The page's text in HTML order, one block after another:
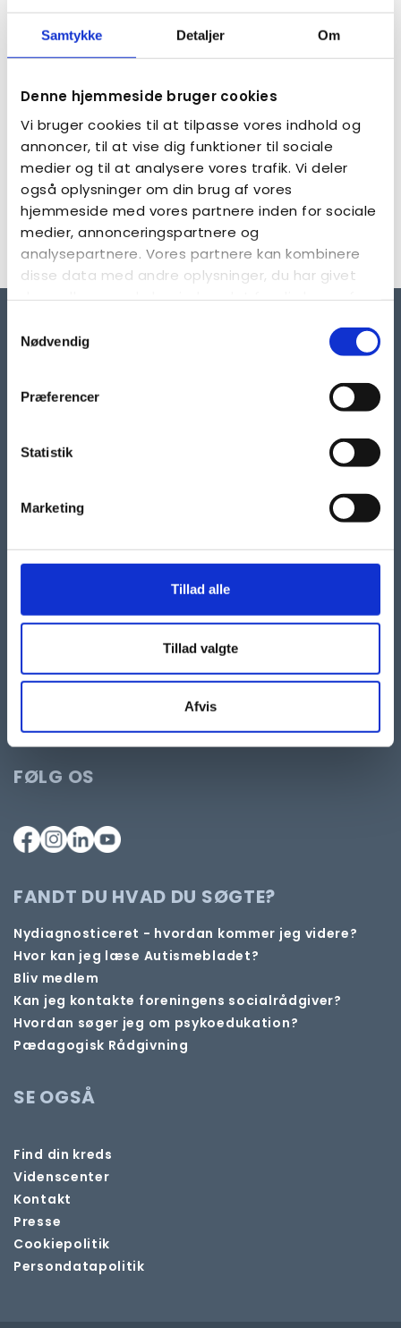
Samtykke Detaljer Om
Denne hjemmeside bruger cookies
Vi bruger cookies til at tilpasse vores indhold og
annoncer, til at vise dig funktioner til sociale
medier og til at analysere vores trafik. Vi deler
også oplysninger om din brug af vores
hjemmeside med vores partnere inden for sociale
medier, annonceringspartnere og
analysepartnere. Vores partnere kan kombinere
disse data med andre oplysninger, du har givet
dem, eller som de har indsamlet fra din brug af
Nødvendig
Præferencer
Statistik
Marketing
Tillad alle
Tillad valgte
Afvis
Aktuelt i 2026 | Autismeforeningen
Læs alle artikler fra Autismeforeningen fra 2026
LÆS MERE
Taastrup Hovedgade 101, 2.
kontor@autismeforening.dk
Telefontid:
man-tors: 10-12 og 13-14.
CVR: 84414913
FØLG OS
FANDT DU HVAD DU SØGTE?
Nydiagnosticeret - hvordan kommer jeg videre?
Hvor kan jeg læse Autismebladet?
Bliv medlem
Kan jeg kontakte foreningens socialrådgiver?
Hvordan søger jeg om psykoedukation?
Pædagogisk Rådgivning
SE OGSÅ
Find din kreds
Videnscenter
Kontakt
Presse
Cookiepolitik
Persondatapolitik